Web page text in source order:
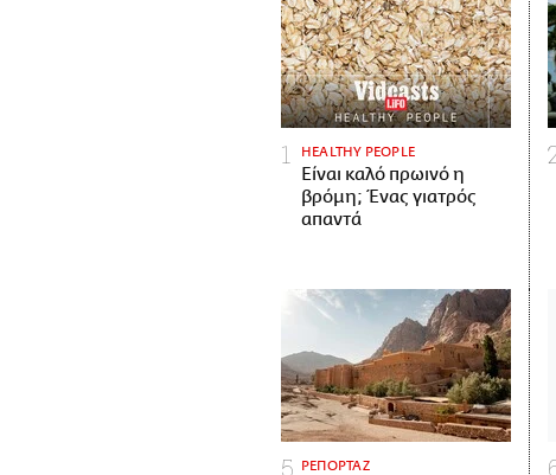
HEALTHY PEOPLE
Είναι καλό πρωινό η
βρόμη; Ένας γιατρός
απαντά
ΡΕΠΟΡΤΑΖ